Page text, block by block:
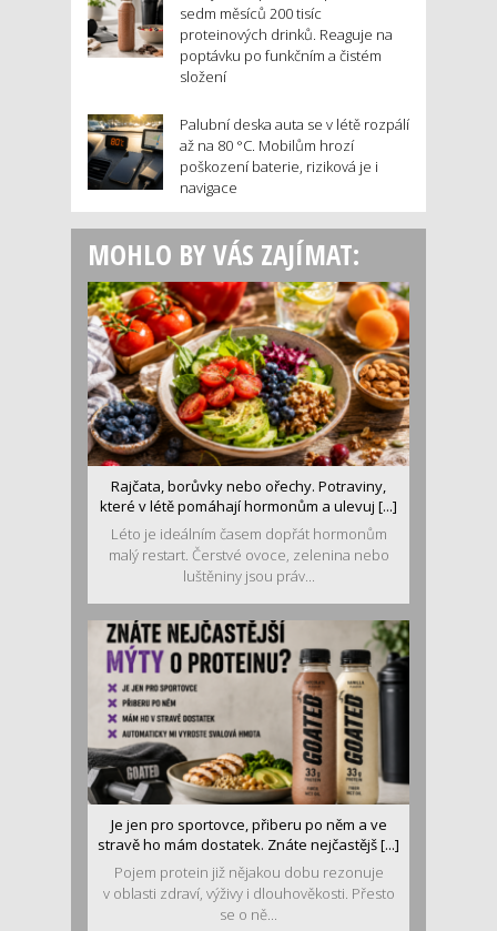
sedm měsíců 200 tisíc
proteinových drinků. Reaguje na
poptávku po funkčním a čistém
složení
Palubní deska auta se v létě rozpálí
až na 80 °C. Mobilům hrozí
poškození baterie, riziková je i
navigace
MOHLO BY VÁS ZAJÍMAT:
Rajčata, borůvky nebo ořechy. Potraviny,
které v létě pomáhají hormonům a ulevuj [...]
Léto je ideálním časem dopřát hormonům
malý restart. Čerstvé ovoce, zelenina nebo
luštěniny jsou práv...
Je jen pro sportovce, přiberu po něm a ve
stravě ho mám dostatek. Znáte nejčastějš [...]
Pojem protein již nějakou dobu rezonuje
v oblasti zdraví, výživy i dlouhověkosti. Přesto
se o ně...